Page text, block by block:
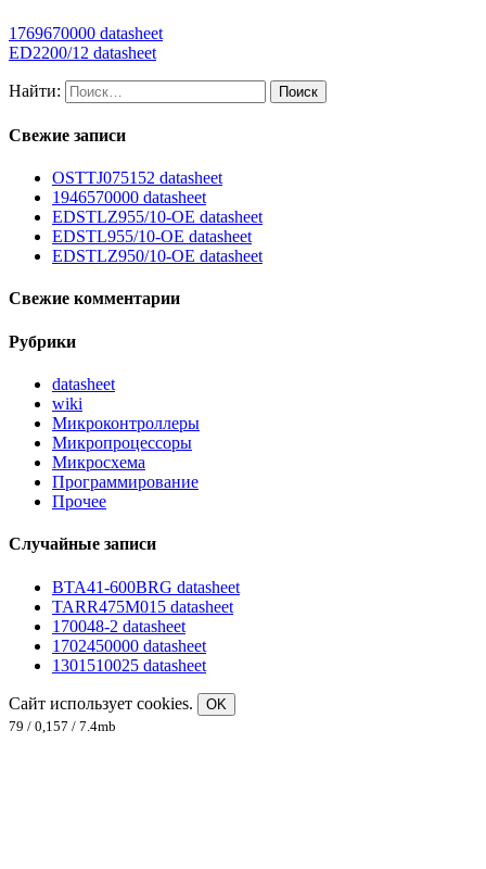
1769670000 datasheet
ED2200/12 datasheet
Найти:
Свежие записи
OSTTJ075152 datasheet
1946570000 datasheet
EDSTLZ955/10-OE datasheet
EDSTL955/10-OE datasheet
EDSTLZ950/10-OE datasheet
Свежие комментарии
Рубрики
datasheet
wiki
Микроконтроллеры
Микропроцессоры
Микросхема
Программирование
Прочее
Случайные записи
BTA41-600BRG datasheet
TARR475M015 datasheet
170048-2 datasheet
1702450000 datasheet
1301510025 datasheet
Сайт использует cookies.
OK
79 / 0,157 / 7.4mb